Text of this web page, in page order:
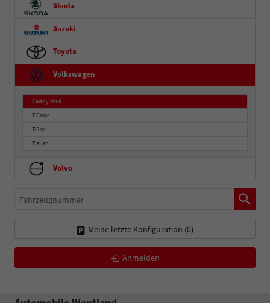
Skoda
Suzuki
Toyota
Volkswagen
Caddy Maxi
T-Cross
T-Roc
Tiguan
Volvo
Fahrzeugnummer
Meine letzte Konfiguration (0)
Anmelden